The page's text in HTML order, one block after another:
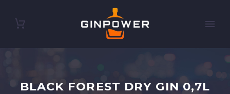
BLACK FOREST DRY GIN 0,7L